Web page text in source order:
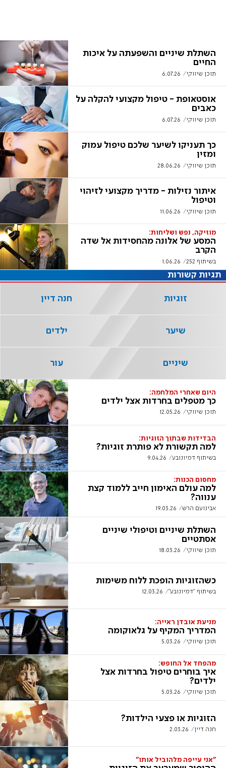
השתלת שיניים והשפעתה על איכות
החיים
תוכן שיווקי 6.07.26
אוסטאופת - טיפול מקצועי להקלה על
כאבים
תוכן שיווקי 6.07.26
כך תעניקו לשיער שלכם טיפול עמוק
ומזין
תוכן שיווקי 28.06.26
איתור נזילות - מדריך מקצועי לזיהוי
וטיפול
תוכן שיווקי 11.06.26
מוזיקה, נפש ושליחות:
המסע של אלונה מהחסידות אל שדה
הקרב
בשיתוף 252 1.06.26
היום שאחרי המלחמה:
כך מטפלים בחרדות אצל ילדים
תוכן שיווקי 12.05.26
הבדידות שבתוך הזוגיות:
למה תקשורת לא פותרת זוגיות?
בשיתוף דמיונובע 9.04.26
מחסום הכנות:
למה עולם האימון חייב ללמוד קצת
ענווה?
אבינועם הרש 19.03.26
השתלת שיניים וטיפולי שיניים
אסתטיים
תוכן שיווקי 18.03.26
כשהזוגיות הופכת ללוח משימות
בשיתוף "דמיונובע" 12.03.26
מניעת אובדן ראייה:
המדריך המקיף על גלאוקומה
תוכן שיווקי 5.03.26
מהפחד אל החופש:
איך בוחרים טיפול בחרדות אצל
ילדים?
תוכן שיווקי 5.03.26
הזוגיות או פצעי הילדות?
חנה דיין 2.03.26
"אני עייפה מלהוביל אותו"
תגיות קשורות
זוגיות חנה דיין
שיער ילדים
שיניים עור